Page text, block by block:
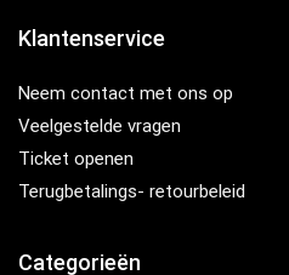
Klantenservice
Neem contact met ons op
Veelgestelde vragen
Ticket openen
Terugbetalings- retourbeleid
Categorieën